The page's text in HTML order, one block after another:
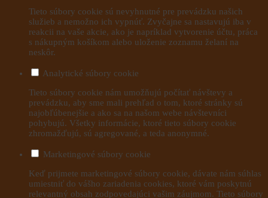
Tieto súbory cookie sú nevyhnutné pre prevádzku našich
služieb a nemožno ich vypnúť. Zvyčajne sa nastavujú iba v
reakcii na vaše akcie, ako je napríklad vytvorenie účtu, práca
s nákupným košíkom alebo uloženie zoznamu želaní na
neskôr.
Analytické súbory cookie
Tieto súbory cookie nám umožňujú počítať návštevy a
prevádzku, aby sme mali prehľad o tom, ktoré stránky sú
najobľúbenejšie a ako sa na našom webe návštevníci
pohybujú. Všetky informácie, ktoré tieto súbory cookie
zhromažďujú, sú agregované, a teda anonymné.
Marketingové súbory cookie
Keď prijmete marketingové súbory cookie, dávate nám súhlas
umiestniť do vášho zariadenia cookies, ktoré vám poskytnú
relevantný obsah zodpovedajúci vašim záujmom. Tieto súbory